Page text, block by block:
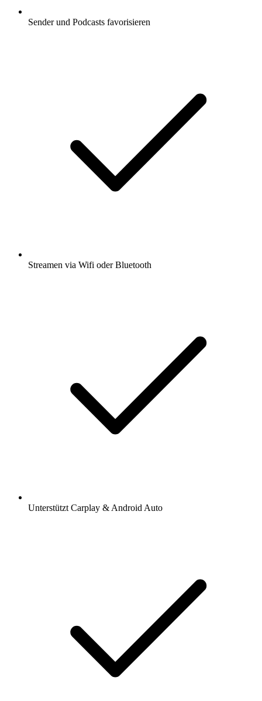
Sender und Podcasts favorisieren
Streamen via Wifi oder Bluetooth
Unterstützt Carplay & Android Auto